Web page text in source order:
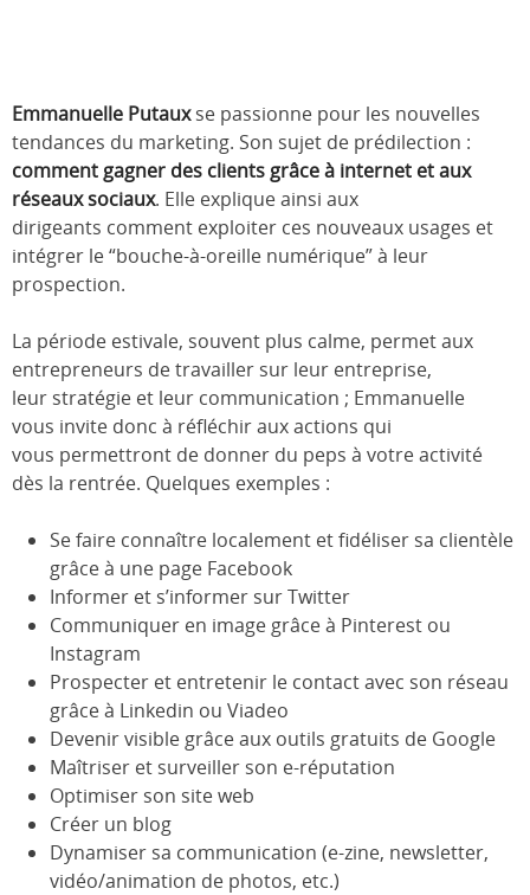
Emmanuelle Putauxse passionne pour les nouvelles
tendances du marketing. Son sujet de prédilection :
comment gagner des clients grâce à internet et aux
réseaux sociaux. Elle explique ainsi aux
dirigeants comment exploiter ces nouveaux usages et
intégrer le “bouche-à-oreille numérique” à leur
prospection.
La période estivale, souvent plus calme, permet aux
entrepreneurs de travailler sur leur entreprise,
leur stratégie et leur communication ; Emmanuelle
vous invite donc à réfléchir aux actions qui
vous permettront de donner du peps à votre activité
dès la rentrée. Quelques exemples :
Se faire connaître localement et fidéliser sa clientèle
grâce à une page Facebook
Informer et s’informer sur Twitter
Communiquer en image grâce à Pinterest ou
Instagram
Prospecter et entretenir le contact avec son réseau
grâce à Linkedin ou Viadeo
Devenir visible grâce aux outils gratuits de Google
Maîtriser et surveiller son e-réputation
Optimiser son site web
Créer un blog
Dynamiser sa communication (e-zine, newsletter,
vidéo/animation de photos, etc.)